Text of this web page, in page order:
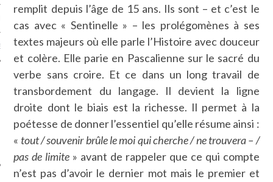
SUIVEZ-NOUS
remplit depuis l’âge de 15 ans. Ils sont – et c’est le
cas avec « Sentinelle » – les prolégomènes à ses
textes majeurs où elle parle l’Histoire avec douceur
et colère. Elle parie en Pascalienne sur le sacré du
verbe sans croire. Et ce dans un long travail de
transbordement du langage. Il devient la ligne
droite dont le biais est la richesse. Il permet à la
poétesse de donner l’essentiel qu’elle résume ainsi :
« tout / souvenir brûle le moi qui cherche / ne trouvera – /
pas de limite » avant de rappeler que ce qui compte
n’est pas d’avoir le dernier mot mais le premier et